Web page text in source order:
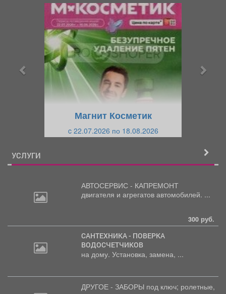
Магнит Косметик
c 22.07.2026 по 18.08.2026
УСЛУГИ
АВТОСЕРВИС - КАПРЕМОНТ
двигателя и агрегатов автомобилей. ...
300 руб.
САНТЕХНИКА - ПОВЕРКА
ВОДОСЧЕТЧИКОВ
на дому. Установка, замена, ...
ДРУГОЕ - ЗАБОРЫ под ключ; ролетные,